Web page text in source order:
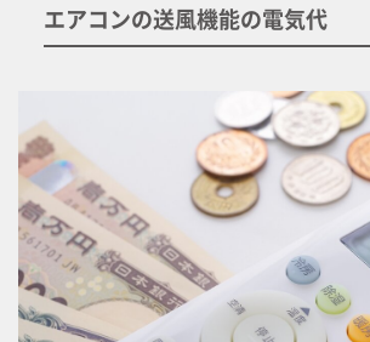
エアコンの送風機能の電気代